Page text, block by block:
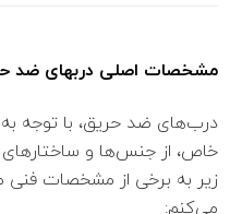
مشخصات اصلی دربهای ضد
درب‌های ضد حریق، با توجه
خاص، از جنس‌ها و
زیر به برخی از مشخصات
می‌کنم: